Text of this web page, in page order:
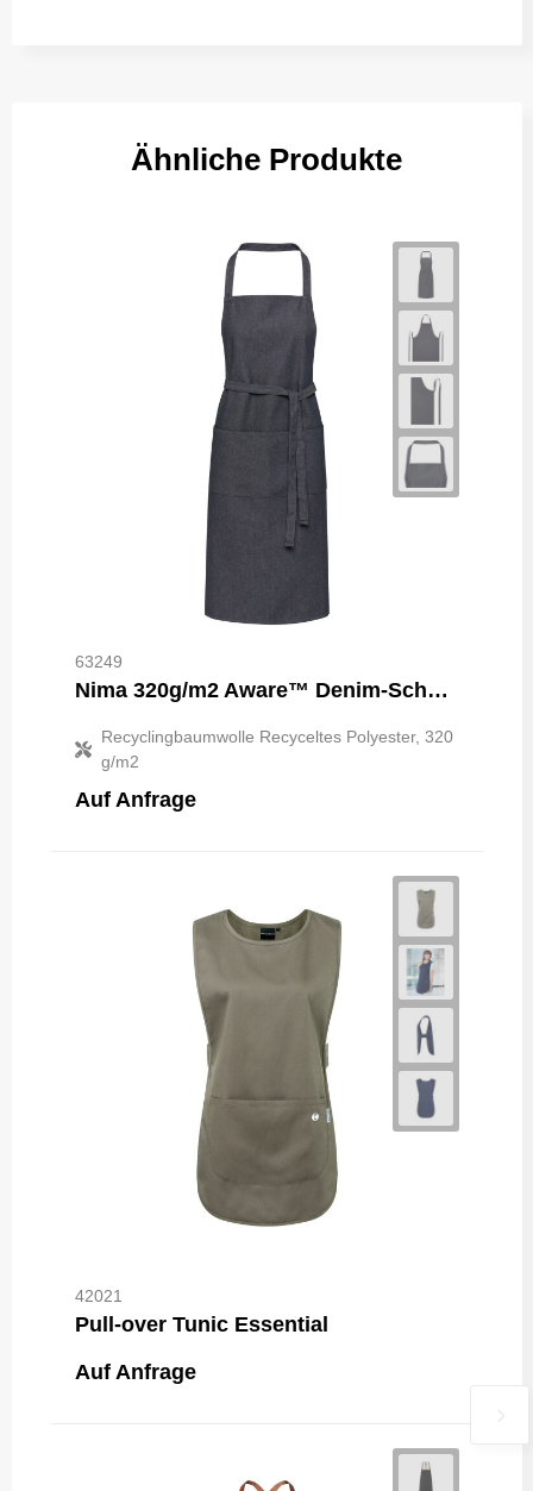
Ähnliche Produkte
63249
Nima 320g/m2 Aware™ Denim-Schürze
Recyclingbaumwolle Recyceltes Polyester, 320
g/m2
Auf Anfrage
42021
Pull-over Tunic Essential
Auf Anfrage